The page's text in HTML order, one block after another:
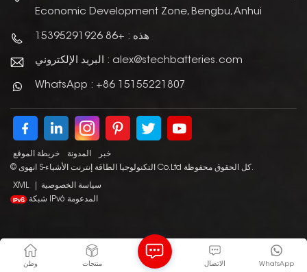
Economic Development Zone, Bengbu, Anhui
هذه : +86 15395291926
البريد الإلكتروني : alex@stechbatteries.com
WhatsApp : +86 15155221807
خريطة الموقع المدونة
خبر
© انهوى S-التكنولوجيا الطاقة إنترنت الأشياء Co.Ltd كل الحقوق محفوظة.
XML
سياسة الخصوصية
شبكة IPv6 المدعومة
وطن منتجات WhatsApp الاتصال